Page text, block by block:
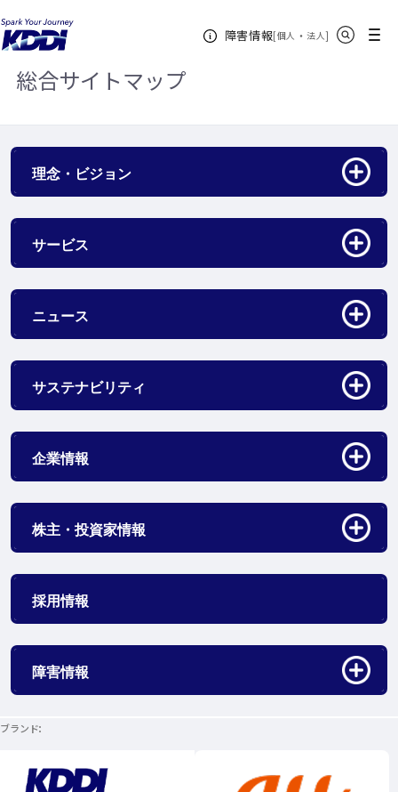
障害情報[個人 ・ 法人新規ウィンドウ
]
メニュー
KDDIホーム
総合サイトマップ
理念・ビジョンアコーディオン開閉
サービス
ニュース
サステナビリティ
企業情報
株主・投資家情報
採用情報
障害情報
ブランド